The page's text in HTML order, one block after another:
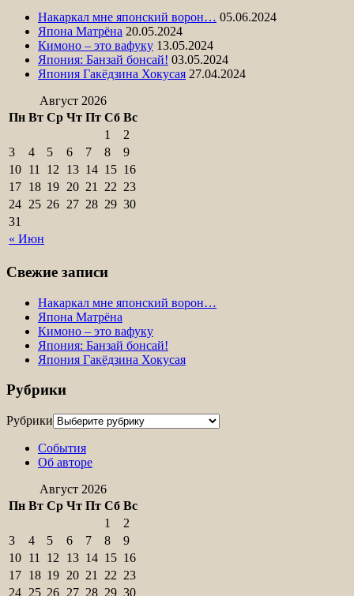
Накаркал мне японский ворон… 05.06.2024
Япона Матрёна 20.05.2024
Кимоно – это вафуку 13.05.2024
Япония: Банзай бонсай! 03.05.2024
Япония Гакёдзина Хокусая 27.04.2024
Август 2026
Пн Вт Ср Чт Пт Сб Вс
« Июн
1
2
3
4 5 6 7 8
9
10 11 12 13 14 15 16
17 18 19 20 21 22 23
24 25 26 27 28 29 30
31
Свежие записи
Накаркал мне японский ворон…
Япона Матрёна
Кимоно – это вафуку
Япония: Банзай бонсай!
Япония Гакёдзина Хокусая
Рубрики
Рубрики
События
Об авторе
Август 2026
Пн Вт Ср Чт Пт Сб Вс
1
2
3
4 5 6 7 8
9
10 11 12 13 14 15 16
17 18 19 20 21 22 23
24 25 26 27 28 29 30